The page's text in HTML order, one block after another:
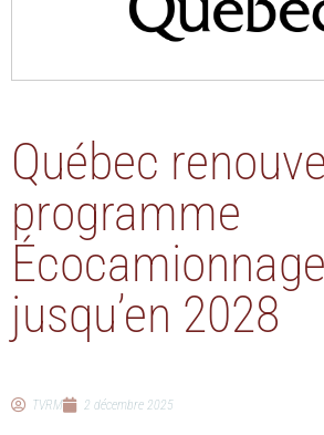
Québec
programme
Écocamionnage
jusqu’en 2028
TVRM 2 décembre 2025